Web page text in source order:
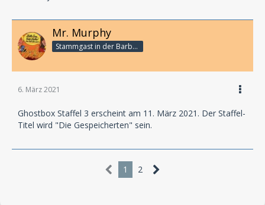
Mr. Murphy
Stammgast in der Barbarabar
6. März 2021
Ghostbox Staffel 3 erscheint am 11. März 2021. Der Staffel-
Titel wird "Die Gespeicherten" sein.
1 2